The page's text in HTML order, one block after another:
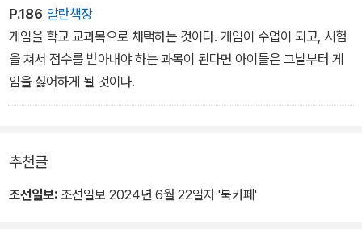
그렇지 않다. 실패란 다음 단계로 가기 위해 잠깐 멈추거나 시도를 반
복하는 목표 달성 과정의 하나로 봐야 한다.
P.186 알란책장
게임을 학교 교과목으로 채택하는 것이다. 게임이 수업이 되고, 시험
을 쳐서 점수를 받아내야 하는 과목이 된다면 아이들은 그날부터 게
임을 싫어하게 될 것이다.
추천글
조선일보: 조선일보 2024년 6월 22일자 '북카페'